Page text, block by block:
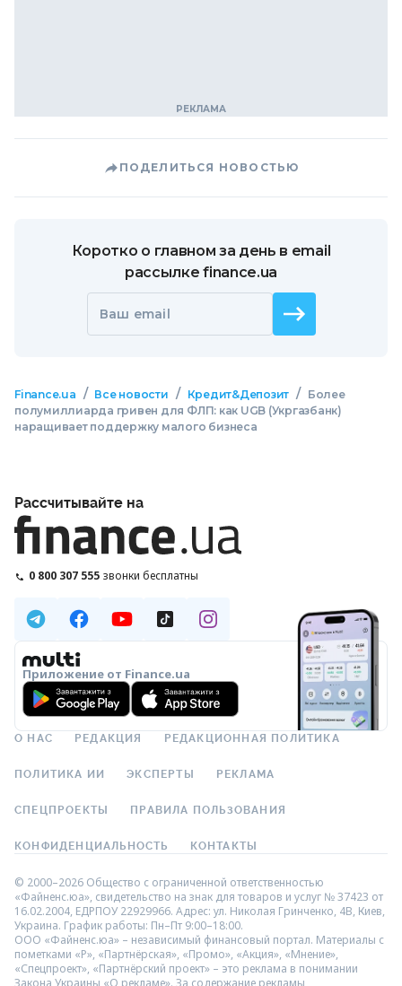
ПОДЕЛИТЬСЯ НОВОСТЬЮ
Коротко о главном за день в email
рассылке finance.ua
Ваш email
Finance.ua / Все новости / Кредит&Депозит /
Более
полумиллиарда гривен для ФЛП: как UGB (Укргазбанк)
наращивает поддержку малого бизнеса
Рассчитывайте на
0 800 307 555 звонки бесплатны
Приложение от Finance.ua
О НАС РЕДАКЦИЯ РЕДАКЦИОННАЯ ПОЛИТИКА
ПОЛИТИКА ИИ ЭКСПЕРТЫ РЕКЛАМА
СПЕЦПРОЕКТЫ ПРАВИЛА ПОЛЬЗОВАНИЯ
КОНФИДЕНЦИАЛЬНОСТЬ КОНТАКТЫ
© 2000–2026 Общество с ограниченной ответственностью
«Файненс.юа», свидетельство на знак для товаров и услуг № 37423 от
16.02.2004, ЕДРПОУ 22929966. Адрес: ул. Николая Гринченко, 4В, Киев,
Украина. График работы: Пн–Пт 9:00–18:00.
ООО «Файненс.юа» – независимый финансовый портал. Материалы с
пометками «Р», «Партнёрская», «Промо», «Акция», «Мнение»,
«Спецпроект», «Партнёрский проект» – это реклама в понимании
Закона Украины «О рекламе». За содержание рекламы